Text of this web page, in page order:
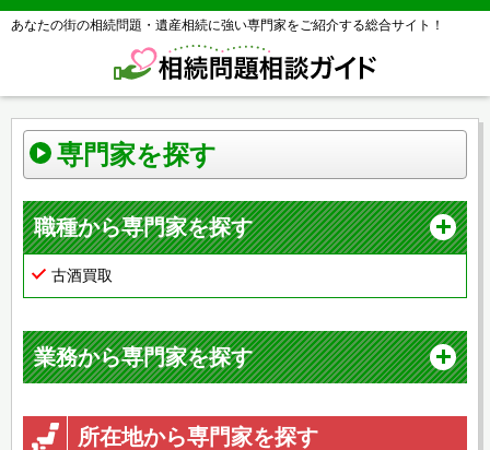
あなたの街の相続問題・遺産相続に強い専門家をご紹介する総合サイト！
専門家を探す
職種から専門家を探す
古酒買取
業務から専門家を探す
所在地から専門家を探す